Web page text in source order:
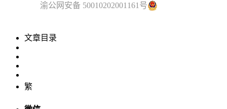
渝公网安备 50010202001161号
文章目录
繁